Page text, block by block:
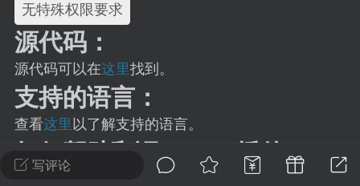
潮涌核心
永久赞助者
24 23:37
电脑端
主页反馈贴
反馈你遇到的问题 以及 你期望的功能等
不方便可尝试通过邮箱与作者进行反馈
写评论
无特殊权限要求
源代码：
源代码可以在这里找到。
支持的语言：
查看这里 以了解支持的语言。
如何帮助翻译MyPet插件：
如果你想帮助将MyPet翻译成其他语言，请点击